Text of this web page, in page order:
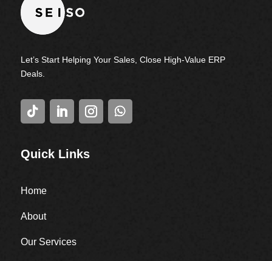
Let’s Start Helping Your Sales, Close High-Value ERP
Deals.
Quick Links
Home
About
Our Services